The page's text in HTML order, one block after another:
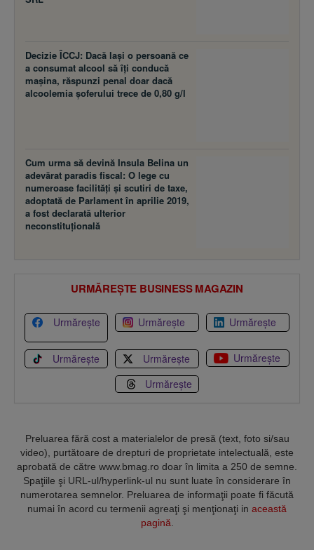
alcoolemia şoferului trece de 0,80 g/l
adoptată de Parlament în aprilie 2019,
a fost declarată ulterior
neconstituţională
Urmărește Urmărește Urmărește
Urmărește Urmărește
Urmărește
Spaţiile şi URL-ul/hyperlink-ul nu sunt luate în considerare în
numerotarea semnelor. Preluarea de informaţii poate fi făcută
numai în acord cu termenii agreaţi şi menţionaţi inaceastă
pagină.